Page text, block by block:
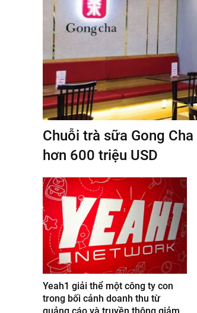
Chuỗi trà sữa Gong
hơn 600 triệu USD
Yeah1 giải thể một công ty con
trong bối cảnh doanh thu từ